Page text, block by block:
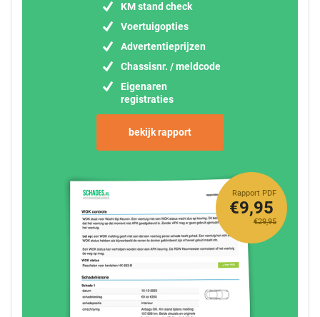
KM stand check
Voertuigopties
Advertentieprijzen
Chassisnr. / meldcode
Eigenaren
registraties
bekijk rapport
Rapport PDF
€29,95
€9,95